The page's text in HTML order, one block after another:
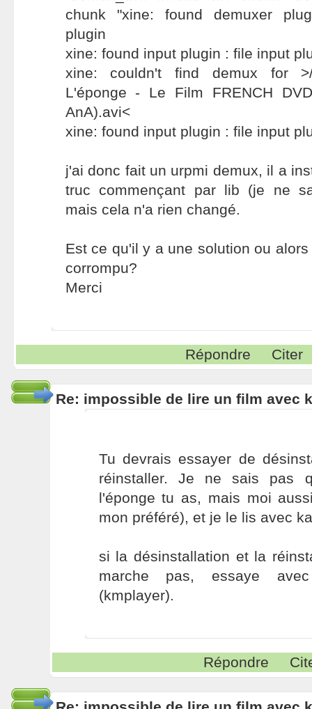
chunk "xine: found demuxer
plugin
xine: found input plugin : file input
xine: couldn't find demux for >/
L'éponge - Le Film FRENCH
AnA).avi<
xine: found input plugin : file input
j'ai donc fait un urpmi demux, il a
truc commençant par lib (je ne
mais cela n'a rien changé.
Est ce qu'il y a une solution ou
corrompu?
Merci
Répondre Citer
Re: impossible de lire un film avec
Tu devrais essayer de
réinstaller. Je ne sais pas
l'éponge tu as, mais moi
mon préféré), et je le lis avec
si la désinstallation et la
marche pas, essaye
(kmplayer).
Répondre